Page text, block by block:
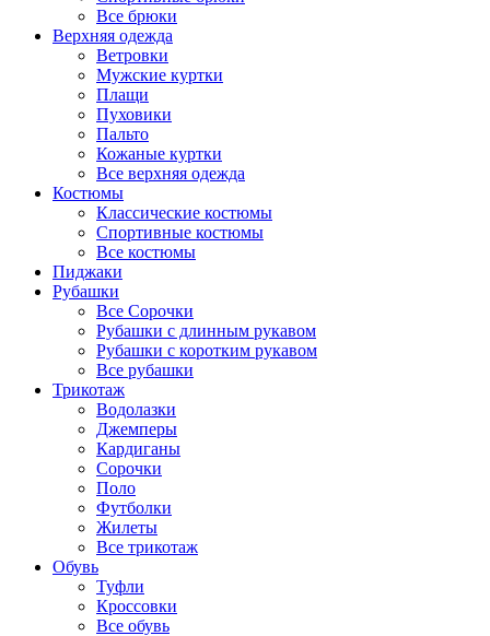
Все брюки
Верхняя одежда
Ветровки
Мужские куртки
Плащи
Пуховики
Пальто
Кожаные куртки
Все верхняя одежда
Костюмы
Классические костюмы
Спортивные костюмы
Все костюмы
Пиджаки
Рубашки
Все Сорочки
Рубашки с длинным рукавом
Рубашки с коротким рукавом
Все рубашки
Трикотаж
Водолазки
Джемперы
Кардиганы
Сорочки
Поло
Футболки
Жилеты
Все трикотаж
Обувь
Туфли
Кроссовки
Все обувь